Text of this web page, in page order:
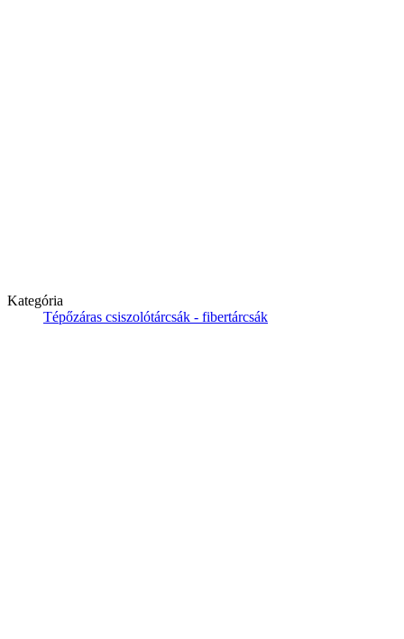
Kategória
Tépőzáras csiszolótárcsák - fibertárcsák